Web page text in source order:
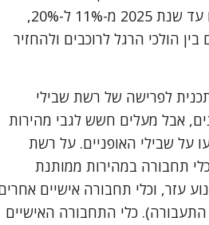
להכפיל את היקף הנסיעות בכלים אישיים עד שנת 2025 מ-11% ל-20%,
הולכי הרגל לרוכבים ולהחזיר
לפרישה של רשת שבילי
אבל מעלים חשש לגבי מהירות
על שבילי האופניים. על רשת
תחבורה במהירות ממותנת
עזר, וכלי תחבורה אישיים
כלי התחבורה האישיים